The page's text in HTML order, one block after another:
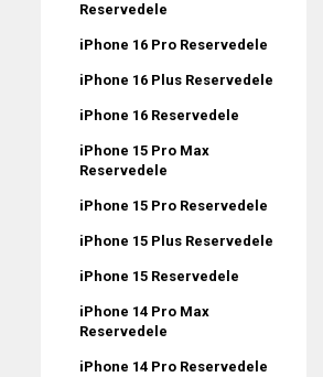
Reservedele
iPhone 16 Pro Reservedele
iPhone 16 Plus Reservedele
iPhone 16 Reservedele
iPhone 15 Pro Max
Reservedele
iPhone 15 Pro Reservedele
iPhone 15 Plus Reservedele
iPhone 15 Reservedele
iPhone 14 Pro Max
Reservedele
iPhone 14 Pro Reservedele